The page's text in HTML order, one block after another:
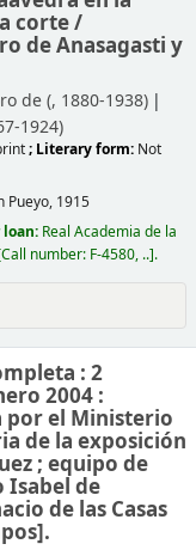
corte /
de Anasagasti y
de (, 1880-1938)
1924)
; Literary form: Not
Pueyo, 1915
Real Academia de la
Call number: F-4580, .. .
: 2
2004 :
por el Ministerio
de la exposición
; equipo de
Isabel de
de las Casas